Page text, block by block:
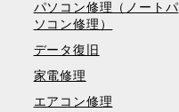
パソコン修理（ノートパ
ソコン修理）
データ復旧
家電修理
エアコン修理